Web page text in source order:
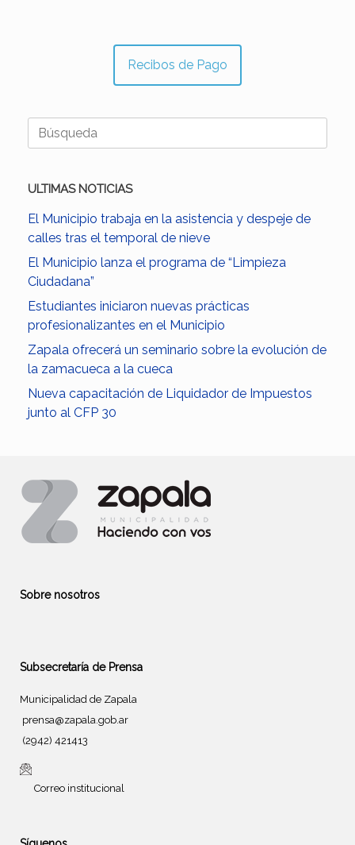
Recibos de Pago
Buscar:
ULTIMAS NOTICIAS
El Municipio trabaja en la asistencia y despeje de
calles tras el temporal de nieve
El Municipio lanza el programa de “Limpieza
Ciudadana”
Estudiantes iniciaron nuevas prácticas
profesionalizantes en el Municipio
Zapala ofrecerá un seminario sobre la evolución de
la zamacueca a la cueca
Nueva capacitación de Liquidador de Impuestos
junto al CFP 30
Sobre nosotros
Subsecretaría de Prensa
Municipalidad de Zapala
prensa@zapala.gob.ar
(2942) 421413
Correo institucional